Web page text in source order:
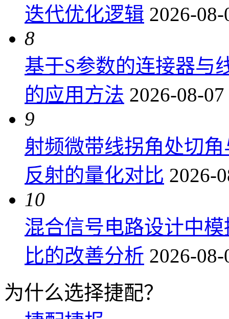
迭代优化逻辑 2026-
8
基于S参数的连接器与
的应用方法 2026-08-
9
射频微带线拐角处切
反射的量化对比 2026-
10
混合信号电路设计中
比的改善分析 2026-
为什么选择捷配？